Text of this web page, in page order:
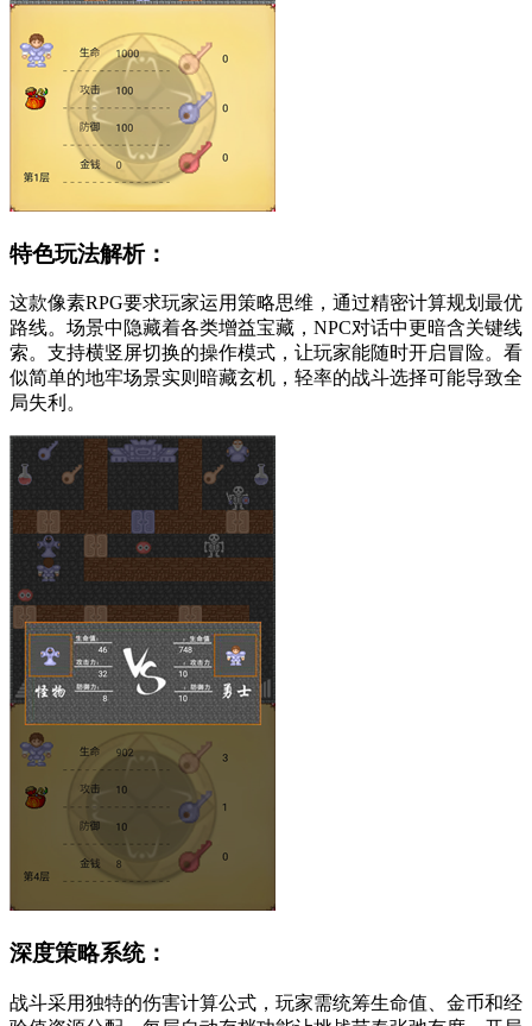
特色玩法解析：
这款像素RPG要求玩家运用策略思维，通过精密计算规划最优
路线。场景中隐藏着各类增益宝藏，NPC对话中更暗含关键线
索。支持横竖屏切换的操作模式，让玩家能随时开启冒险。看
似简单的地牢场景实则暗藏玄机，轻率的战斗选择可能导致全
局失利。
深度策略系统：
战斗采用独特的伤害计算公式，玩家需统筹生命值、金币和经